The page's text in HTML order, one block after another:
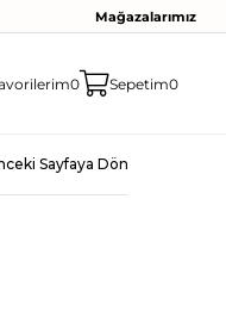
Mağazalarımız
0 Sepetim0
Sayfaya Dön